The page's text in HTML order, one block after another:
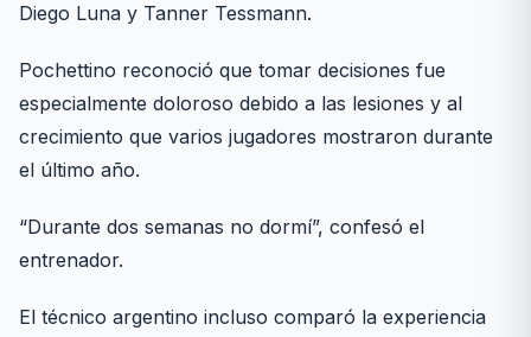
Diego Luna y Tanner Tessmann.
Pochettino reconoció que tomar decisiones fue
especialmente doloroso debido a las lesiones y al
crecimiento que varios jugadores mostraron durante
el último año.
“Durante dos semanas no dormí”, confesó el
entrenador.
El técnico argentino incluso comparó la experiencia